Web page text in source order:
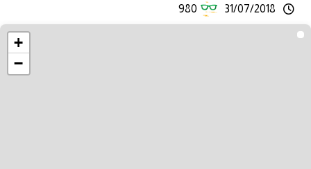
31/07/2018
980
+
−